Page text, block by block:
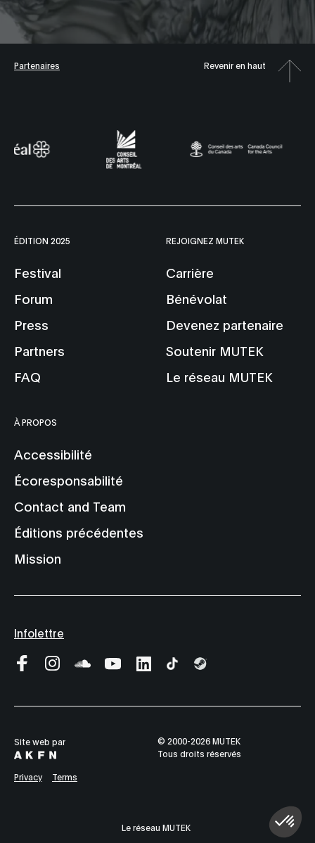
Partenaires Revenir en haut
ÉDITION 2025
Festival
Forum
Press
Partners
FAQ
REJOIGNEZ MUTEK
Carrière
Bénévolat
Devenez partenaire
Soutenir MUTEK
Le réseau MUTEK
À PROPOS
Accessibilité
Écoresponsabilité
Contact and Team
Éditions précédentes
Mission
Infolettre
Site web par
© 2000-2026 MUTEK
Tous droits réservés
Privacy Terms
Le réseau MUTEK